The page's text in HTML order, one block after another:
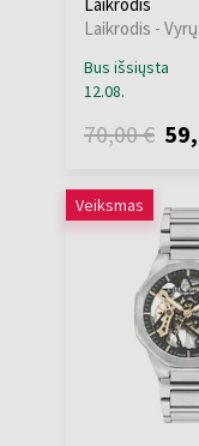
Laikrodis - Vyrų
Bus išsiųsta
12.08.
70,00 €
Veiksmas